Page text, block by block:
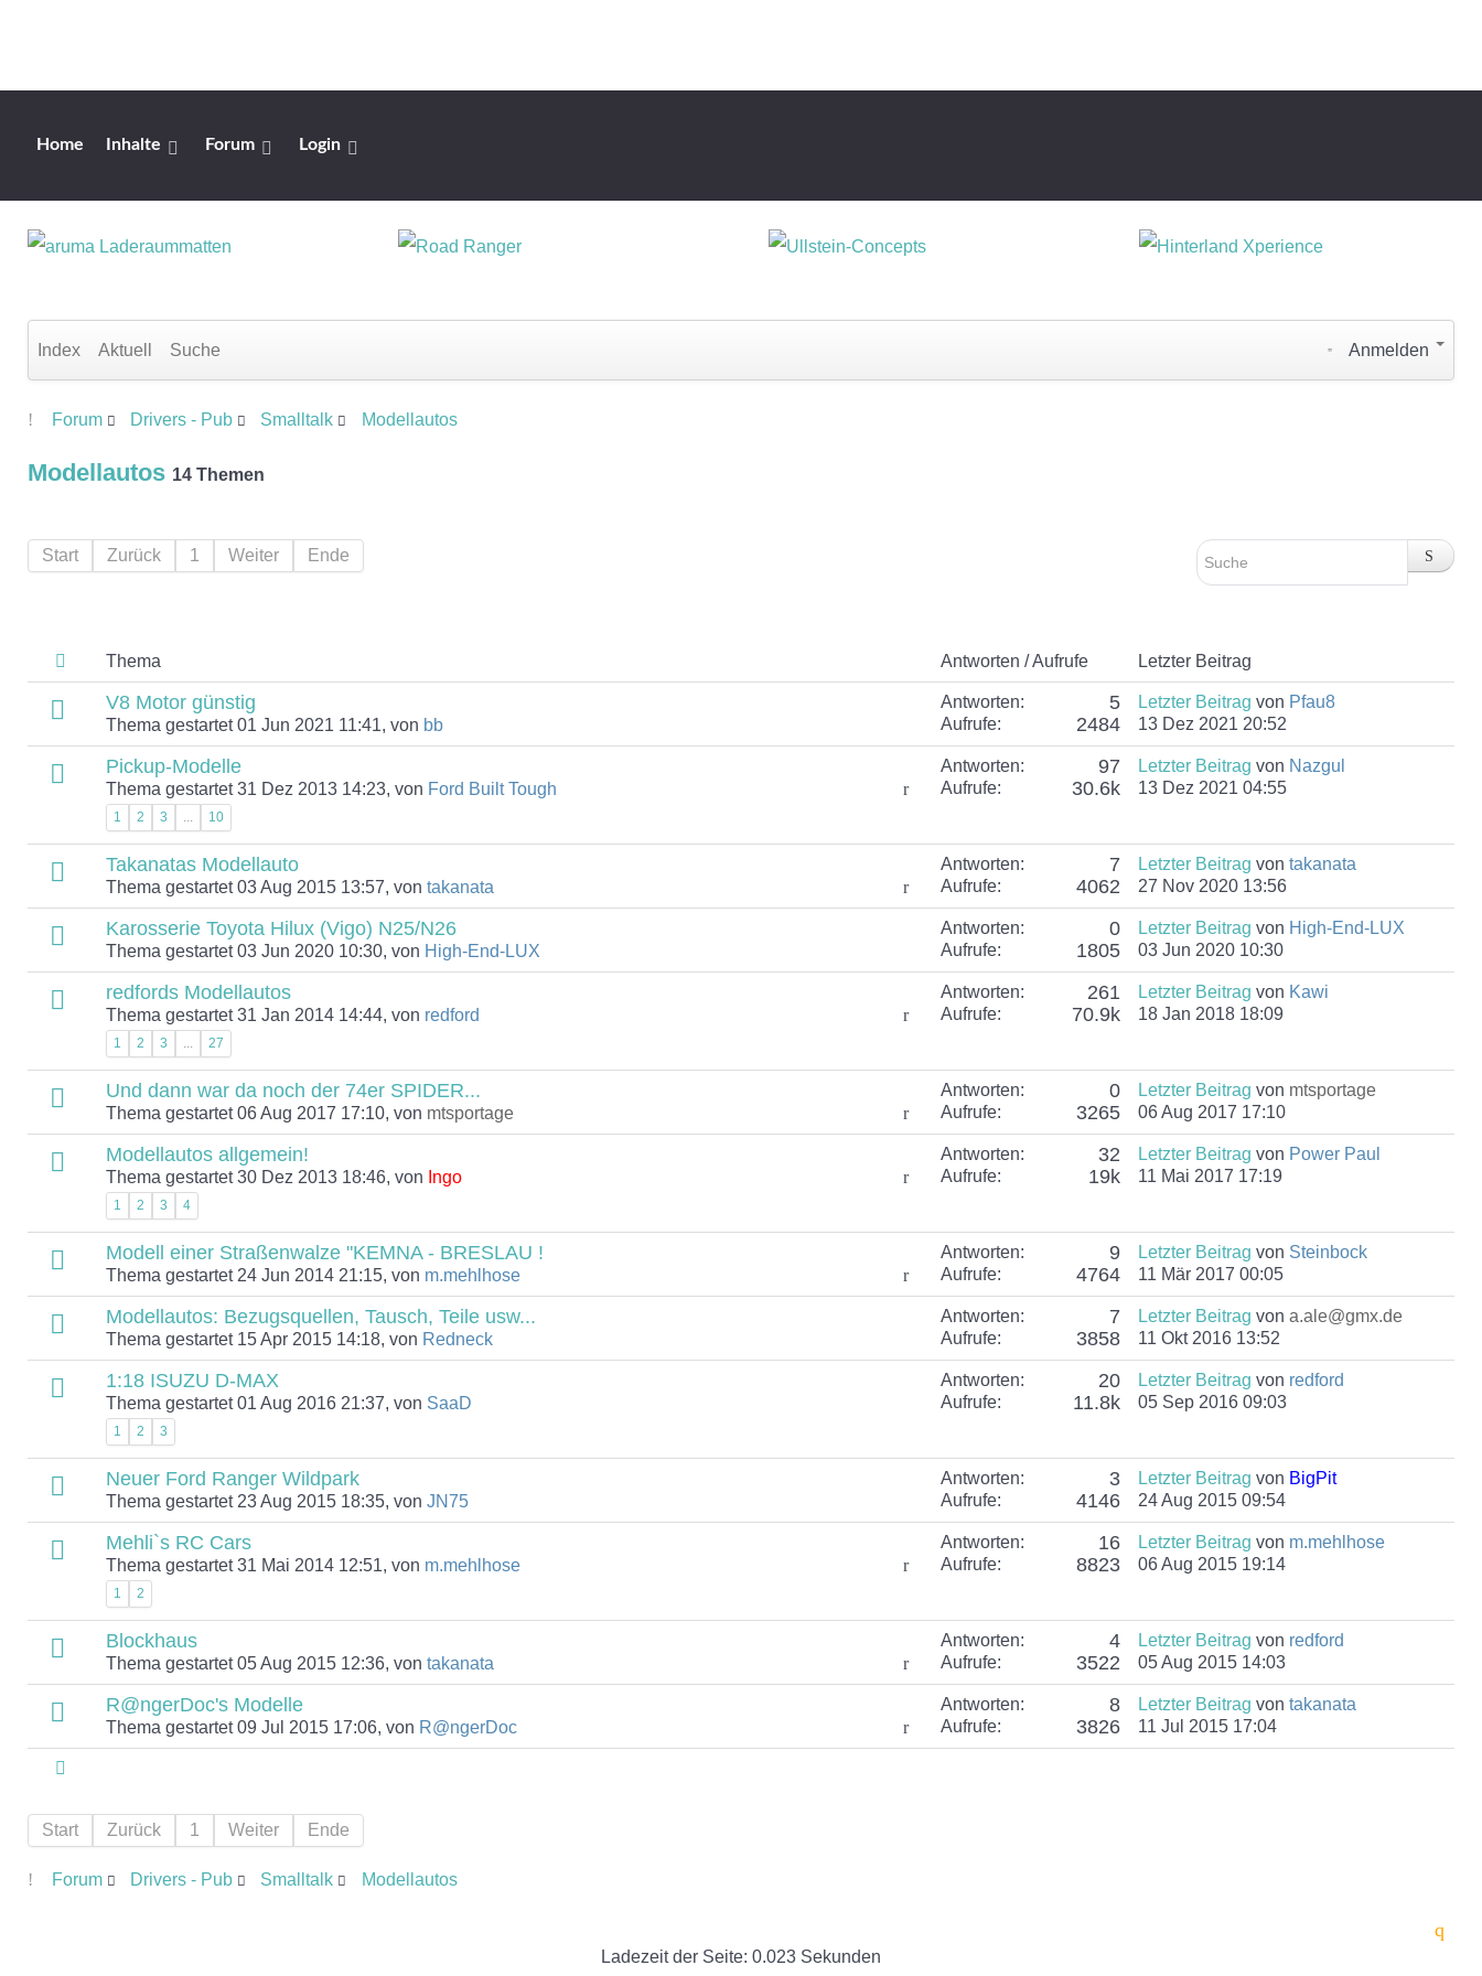
Home Inhalte Forum Login
Index Aktuell Suche Anmelden
Forum Drivers - Pub Smalltalk Modellautos
Modellautos 14 Themen
Start Zurück 1 Weiter Ende
Thema Antworten / Aufrufe Letzter Beitrag
V8 Motor günstig
Thema gestartet 01 Jun 2021 11:41, von bb
Antworten: 5
Aufrufe: 2484
Letzter Beitrag von Pfau8
13 Dez 2021 20:52
Pickup-Modelle
Thema gestartet 31 Dez 2013 14:23, von Ford Built Tough
1 2 3 10
Antworten: 97
Aufrufe: 30.6k
Letzter Beitrag von Nazgul
13 Dez 2021 04:55
Takanatas Modellauto
Thema gestartet 03 Aug 2015 13:57, von takanata
Antworten: 7
Aufrufe: 4062
Letzter Beitrag von takanata
27 Nov 2020 13:56
Karosserie Toyota Hilux (Vigo) N25/N26
Thema gestartet 03 Jun 2020 10:30, von High-End-LUX
Antworten: 0
Aufrufe: 1805
Letzter Beitrag von High-End-LUX
03 Jun 2020 10:30
redfords Modellautos
Thema gestartet 31 Jan 2014 14:44, von redford
1 2 3 27
Antworten: 261
Aufrufe: 70.9k
Letzter Beitrag von Kawi
18 Jan 2018 18:09
Und dann war da noch der 74er SPIDER...
Thema gestartet 06 Aug 2017 17:10, von mtsportage
Antworten: 0
Aufrufe: 3265
Letzter Beitrag von mtsportage
06 Aug 2017 17:10
Modellautos allgemein!
Thema gestartet 30 Dez 2013 18:46, von Ingo
1 2 3 4
Antworten: 32
Aufrufe: 19k
Letzter Beitrag von Power Paul
11 Mai 2017 17:19
Modell einer Straßenwalze "KEMNA - BRESLAU !
Thema gestartet 24 Jun 2014 21:15, von m.mehlhose
Antworten: 9
Aufrufe: 4764
Letzter Beitrag von Steinbock
11 Mär 2017 00:05
Modellautos: Bezugsquellen, Tausch, Teile usw...
Thema gestartet 15 Apr 2015 14:18, von Redneck
Antworten: 7
Aufrufe: 3858
Letzter Beitrag von a.ale@gmx.de
11 Okt 2016 13:52
1:18 ISUZU D-MAX
Thema gestartet 01 Aug 2016 21:37, von SaaD
1 2 3
Antworten: 20
Aufrufe: 11.8k
Letzter Beitrag von redford
05 Sep 2016 09:03
Neuer Ford Ranger Wildpark
Thema gestartet 23 Aug 2015 18:35, von JN75
Antworten: 3
Aufrufe: 4146
Letzter Beitrag von BigPit
24 Aug 2015 09:54
Mehli`s RC Cars
Thema gestartet 31 Mai 2014 12:51, von m.mehlhose
1 2
Antworten: 16
Aufrufe: 8823
Letzter Beitrag von m.mehlhose
06 Aug 2015 19:14
Blockhaus
Thema gestartet 05 Aug 2015 12:36, von takanata
Antworten: 4
Aufrufe: 3522
Letzter Beitrag von redford
05 Aug 2015 14:03
R@ngerDoc's Modelle
Thema gestartet 09 Jul 2015 17:06, von R@ngerDoc
Antworten: 8
Aufrufe: 3826
Letzter Beitrag von takanata
11 Jul 2015 17:04
Start Zurück 1 Weiter Ende
Forum Drivers - Pub Smalltalk Modellautos
Ladezeit der Seite: 0.023 Sekunden